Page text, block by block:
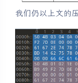
我们仍以上文的